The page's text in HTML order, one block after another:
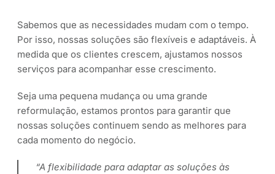
Sabemos que as necessidades mudam com o tempo.
Por isso, nossas soluções são flexíveis e adaptáveis. À
medida que os clientes crescem, ajustamos nossos
serviços para acompanhar esse crescimento.
Seja uma pequena mudança ou uma grande
reformulação, estamos prontos para garantir que
nossas soluções continuem sendo as melhores para
cada momento do negócio.
“A flexibilidade para adaptar as soluções às